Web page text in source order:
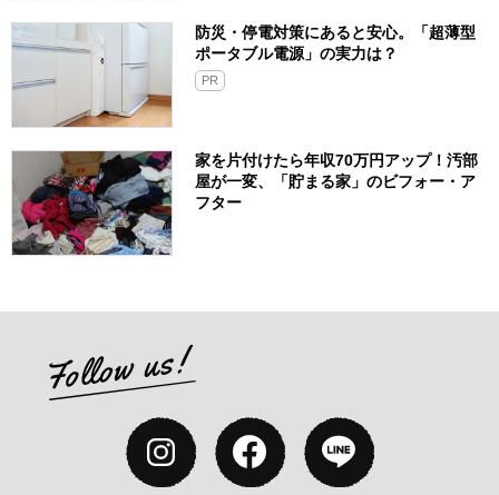
防災・停電対策にあると安心。「超薄型
ポータブル電源」の実力は？​
PR
家を片付けたら年収70万円アップ！汚部
屋が一変、「貯まる家」のビフォー・ア
フター